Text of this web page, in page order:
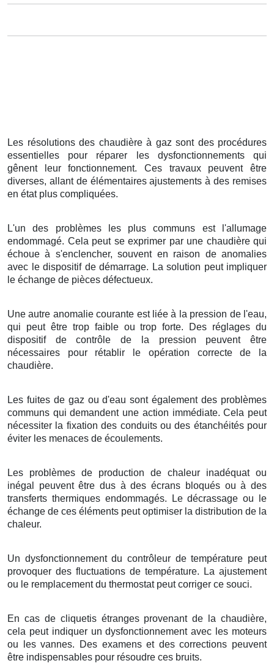
Les résolutions des chaudière à gaz sont des procédures
essentielles pour réparer les dysfonctionnements qui
gênent leur fonctionnement. Ces travaux peuvent être
diverses, allant de élémentaires ajustements à des remises
en état plus compliquées.
L'un des problèmes les plus communs est l'allumage
endommagé. Cela peut se exprimer par une chaudière qui
échoue à s'enclencher, souvent en raison de anomalies
avec le dispositif de démarrage. La solution peut impliquer
le échange de pièces défectueux.
Une autre anomalie courante est liée à la pression de l'eau,
qui peut être trop faible ou trop forte. Des réglages du
dispositif de contrôle de la pression peuvent être
nécessaires pour rétablir le opération correcte de la
chaudière.
Les fuites de gaz ou d'eau sont également des problèmes
communs qui demandent une action immédiate. Cela peut
nécessiter la fixation des conduits ou des étanchéités pour
éviter les menaces de écoulements.
Les problèmes de production de chaleur inadéquat ou
inégal peuvent être dus à des écrans bloqués ou à des
transferts thermiques endommagés. Le décrassage ou le
échange de ces éléments peut optimiser la distribution de la
chaleur.
Un dysfonctionnement du contrôleur de température peut
provoquer des fluctuations de température. La ajustement
ou le remplacement du thermostat peut corriger ce souci.
En cas de cliquetis étranges provenant de la chaudière,
cela peut indiquer un dysfonctionnement avec les moteurs
ou les vannes. Des examens et des corrections peuvent
être indispensables pour résoudre ces bruits.